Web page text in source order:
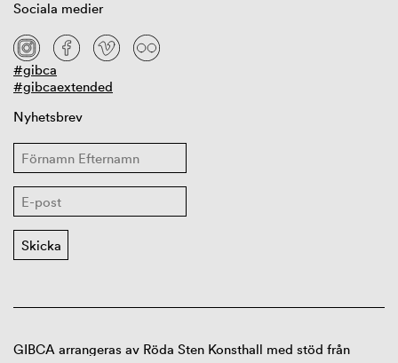
Sociala medier
#gibca
#gibcaextended
Nyhetsbrev
GIBCA arrangeras av Röda Sten Konsthall med stöd från